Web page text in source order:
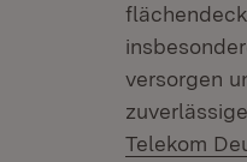
versorgen
Telekom